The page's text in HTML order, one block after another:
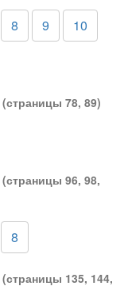
8 9
10
(страницы 78, 89)
(страницы 96, 98,
8
(страницы 135, 144,